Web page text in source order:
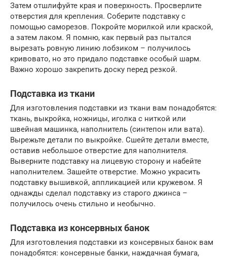
Затем отшлифуйте края и поверхность. Просверлите
отверстия для крепления. Соберите подставку с
помощью саморезов. Покройте морилкой или краской,
а затем лаком. Я помню, как первый раз пытался
вырезать ровную линию лобзиком – получилось
кривовато, но это придало подставке особый шарм.
Важно хорошо закрепить доску перед резкой.
Подставка из ткани
Для изготовления подставки из ткани вам понадобятся:
ткань, выкройка, ножницы, иголка с ниткой или
швейная машинка, наполнитель (синтепон или вата).
Вырежьте детали по выкройке. Сшейте детали вместе,
оставив небольшое отверстие для наполнителя.
Выверните подставку на лицевую сторону и набейте
наполнителем. Зашейте отверстие. Можно украсить
подставку вышивкой, аппликацией или кружевом. Я
однажды сделал подставку из старого джинса –
получилось очень стильно и необычно.
Подставка из консервных банок
Для изготовления подставки из консервных банок вам
понадобятся: консервные банки, наждачная бумага,